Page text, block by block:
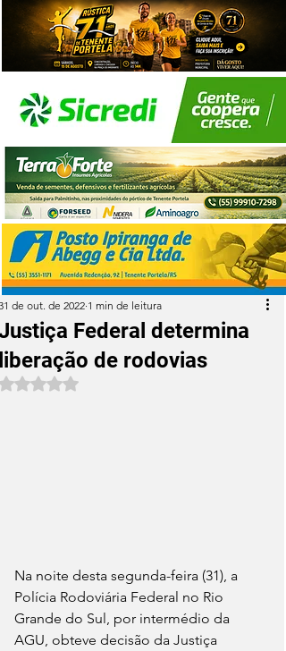
Federal determina
de rodovias
de out. de 2022 1 min de leitura
Avaliado com NaN de 5 estrelas.
Na noite desta segunda-feira (31), a
Polícia Rodoviária Federal no Rio
Grande do Sul, por intermédio da
AGU, obteve decisão da Justiça